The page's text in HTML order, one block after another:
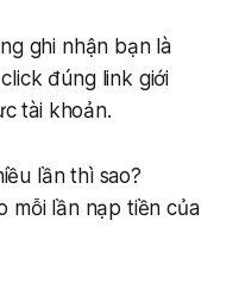
ghi nhận bạn là
đúng link giới
tài khoản.
lần thì sao?
mỗi lần nạp tiền của